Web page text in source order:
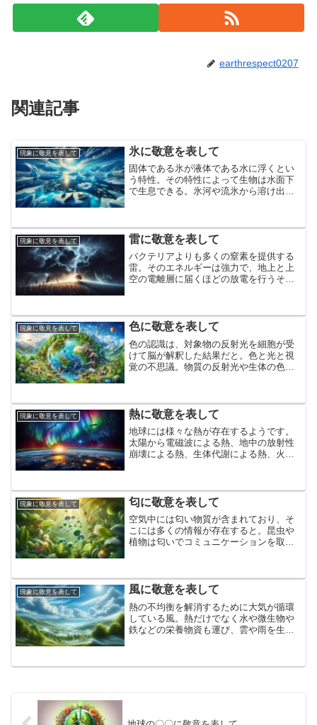
earthrespect0207
関連記事
現象に敬意を表して 氷に敬意を表して
固体である氷が液体である水に浮くとい
う特性。その特性によって生物は水面下
で生息できる。氷河や流氷から溶け出し
現象に敬意を表して 雷に敬意を表して
バクテリアよりも多くの窒素を提供する
雷。そのエネルギーは強力で、地上と上
空の電離層に届くほどの放電を行うそう
現象に敬意を表して 色に敬意を表して
色の認識は、対象物の反射光を細胞が受
けて脳が解釈した結果だと。色と光と視
覚の不思議。物質の反射光や生体の色素
現象に敬意を表して 熱に敬意を表して
地球には様々な熱が存在するようです。
太陽から電磁波による熱、地中の放射性
崩壊による熱、生体代謝による熱、火に
現象に敬意を表して 匂に敬意を表して
空気中には匂い物質が含まれており、そ
こには多くの情報が存在すると。昆虫や
植物は匂いでコミュニケーションを取
敬意を表して
現象に敬意を表して 風に敬意を表して
熱の不均衡を解消するために大気が循環
している風。熱だけでなく水や微生物や
鉄などの栄養物資も運び、雲や雨を生